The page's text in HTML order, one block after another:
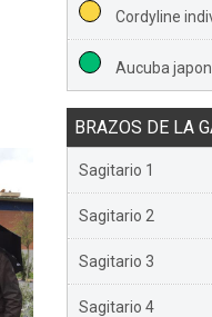
Cordyline
Aucuba
BRAZOS DE LA
Sagitario 1
Sagitario 2
Sagitario 3
Sagitario 4